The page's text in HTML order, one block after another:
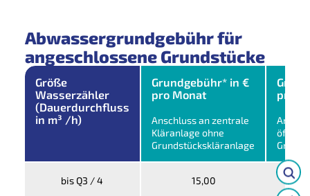
Abwassergrundgebühr für
angeschlossene Grundstücke
Größe
Wasserzähler
(Dauerdurchfluss
in m³ /h)
Grundgebühr* in €
pro Monat
Anschluss an zentrale
Kläranlage ohne
Grundstückskläranlage
pro
bis Q3 / 4 15,00